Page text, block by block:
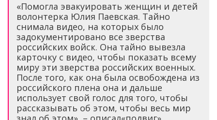
«Помогла эвакуировать женщин и детей
волонтерка Юлия Паевская. Тайно
снимала видео, на которых было
задокументировано все зверства
российских войск. Она тайно вывезла
карточку с видео, чтобы показать всему
миру эти зверства российских военных.
После того, как она была освобождена из
российского плена она и дальше
использует свой голос для того, чтобы
рассказывать об этом, чтобы весь мир